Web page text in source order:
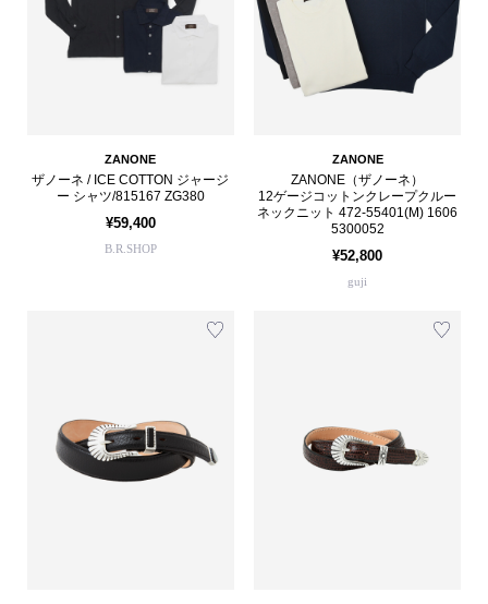
ZANONE
ザノーネ / ICE COTTON ジャージ
ー シャツ/815167 ZG380
¥59,400
B.R.SHOP
ZANONE
ZANONE（ザノーネ）
12ゲージコットンクレープクルー
ネックニット 472-55401(M) 1606
5300052
¥52,800
guji